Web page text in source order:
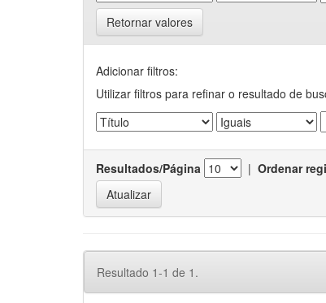
Retornar valores
Adicionar filtros:
Utilizar filtros para refinar o resultado de
Resultados/Página | Ordenar
Resultado 1-1 de 1.